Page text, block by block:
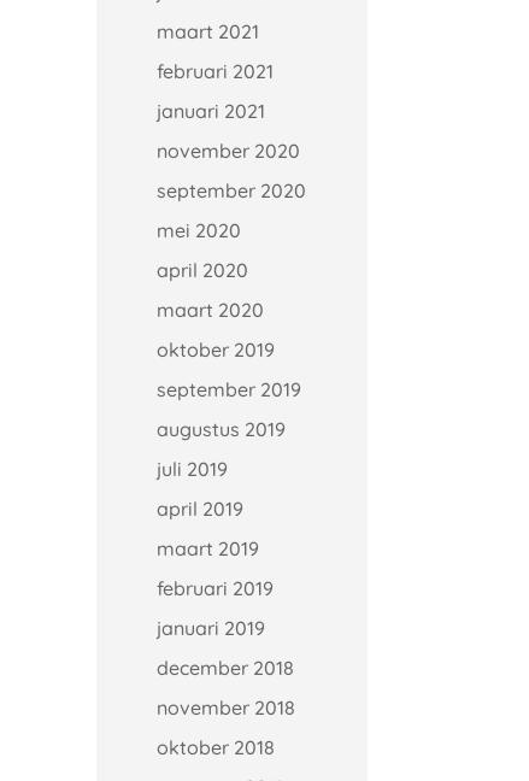
maart 2021
februari 2021
januari 2021
november 2020
september 2020
mei 2020
april 2020
maart 2020
oktober 2019
september 2019
augustus 2019
juli 2019
april 2019
maart 2019
februari 2019
januari 2019
december 2018
november 2018
oktober 2018